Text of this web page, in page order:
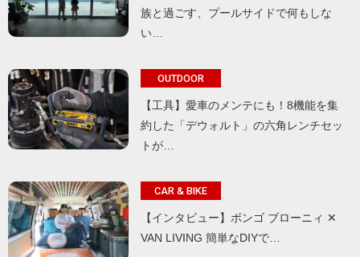
族と過ごす、プールサイドで何もしな
い…
OUTDOOR
【工具】愛車のメンテにも！8機能を集
約した「デウォルト」の六角レンチセッ
トが…
CAR & BIKE
【インタビュー】ボンゴ ブローニィ ✕
VAN LIVING 簡単なDIYで…